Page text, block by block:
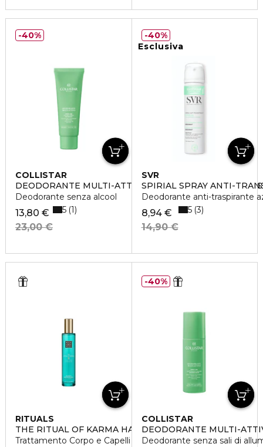
COLLISTAR
DEODORANTE MULTI-ATTIVO - CREMA AL LATTE DI
Deodorante senza alcool
13,80 €
23,00 €
5 1
40%
Esclusiva
SVR
SPIRIAL SPRAY ANTI-
Deodorante anti-traspirante
8,94 €
14,90 €
5 3
40%
RITUALS
THE RITUAL OF KARMA HAIR & BODY MIST
Trattamento Corpo e Capelli
COLLISTAR
DEODORANTE MULTI-
Deodorante senza sali di
40%